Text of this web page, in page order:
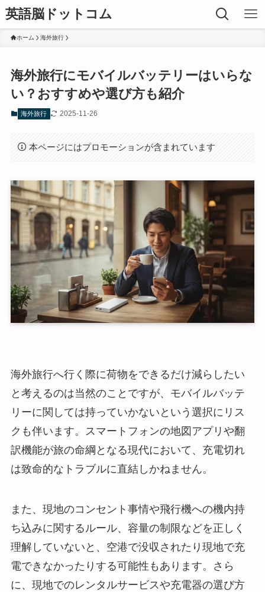
英語脳ドットコム
ホーム 海外旅行
海外旅行にモバイルバッテリーはいらな
い？おすすめや選び方も紹介
海外旅行 2025-11-26
本ページにはプロモーションが含まれています
海外旅行へ行く際に荷物をできるだけ減らしたい
と考えるのは当然のことですが、モバイルバッテ
リーに関しては持っていかないという選択にリス
クも伴います。スマートフォンの地図アプリや翻
訳機能が旅の命綱となる現代において、充電切れ
は致命的なトラブルに直結しかねません。
また、現地のコンセント事情や飛行機への機内持
ち込みに関するルール、容量の制限などを正しく
理解していないと、空港で没収されたり現地で充
電できなかったりする可能性もあります。さら
に、現地でのレンタルサービスや充電器の選び方